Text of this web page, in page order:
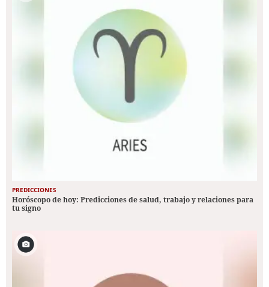
PREDICCIONES
Horóscopo de hoy: Predicciones de salud, trabajo y relaciones para
tu signo